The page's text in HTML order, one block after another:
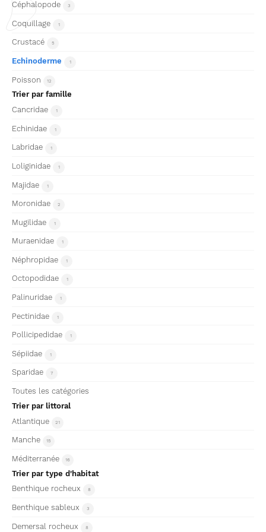
Céphalopode
3
Coquillage 1
Crustacé 5
Echinoderme 1
Poisson 12
Trier par famille
Cancridae
1
Echinidae 1
Labridae 1
Loliginidae 1
Majidae 1
Moronidae 2
Mugilidae 1
Muraenidae 1
Néphropidae 1
Octopodidae 1
Palinuridae 1
Pectinidae 1
Pollicipedidae 1
Sépiidae 1
Sparidae 7
Toutes les catégories
Trier par littoral
Atlantique
21
Manche 15
Méditerranée 16
Trier par type d'habitat
Benthique rocheux
8
Benthique sableux 3
Demersal rocheux 8